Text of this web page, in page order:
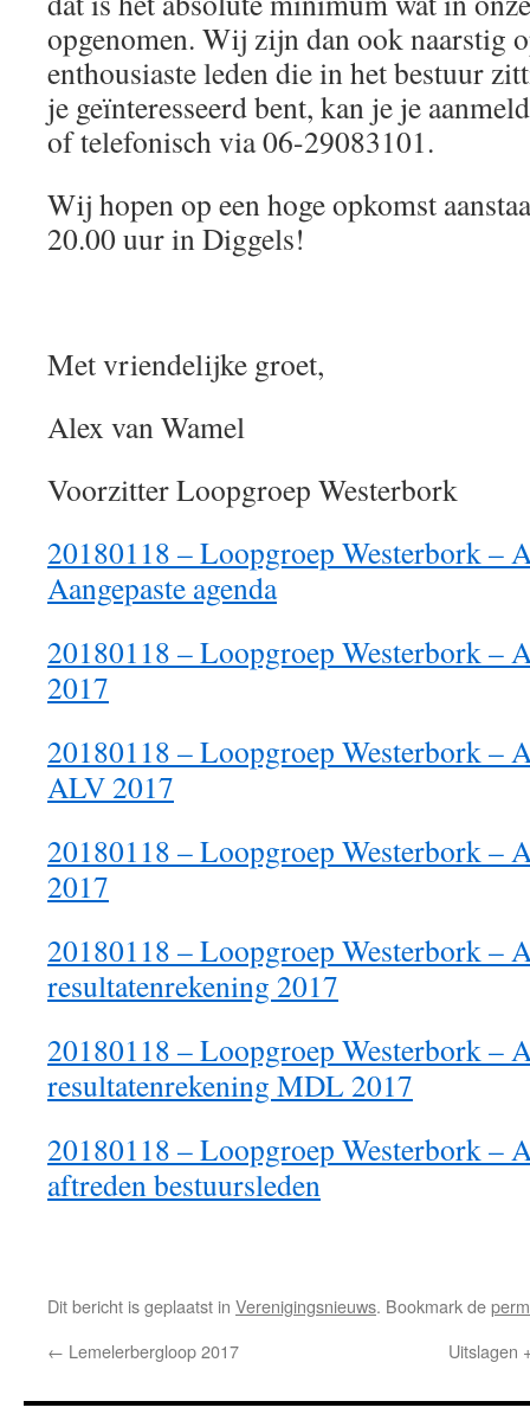
opgenomen. Wij zijn dan ook naarstig
enthousiaste leden die in het bestuur
je geïnteresseerd bent, kan je je
of telefonisch via 06-29083101.
Wij hopen op een hoge opkomst
20.00 uur in Diggels!
Met vriendelijke groet,
Alex van Wamel
Voorzitter Loopgroep Westerbork
20180118 – Loopgroep Westerbork –
Aangepaste agenda
20180118 – Loopgroep Westerbork –
2017
20180118 – Loopgroep Westerbork –
ALV 2017
20180118 – Loopgroep Westerbork –
2017
20180118 – Loopgroep Westerbork –
resultatenrekening 2017
20180118 – Loopgroep Westerbork –
resultatenrekening MDL 2017
20180118 – Loopgroep Westerbork –
aftreden bestuursleden
Dit bericht is geplaatst in Verenigingsnieuws. Bookmark de
← Lemelerbergloop 2017 Uitslagen